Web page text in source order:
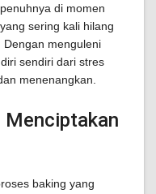
di momen
sering kali hilang
menguleni
sendiri dari stres
menenangkan.
Menciptakan
baking yang